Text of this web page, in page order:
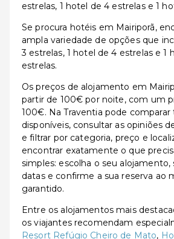
estrelas, 1 hotel de 4 estrelas e 1
Se procura hotéis em Mairiporã,
ampla variedade de opções que
3 estrelas, 1 hotel de 4 estrelas e 1
estrelas.
Os preços de alojamento em
partir de 100€ por noite, com um
100€. Na Traventia pode
disponíveis, consultar as opiniões
e filtrar por categoria, preço e
encontrar exatamente o que
simples: escolha o seu alojamento,
datas e confirme a sua reserva ao
garantido.
Entre os alojamentos mais
os viajantes recomendam
Resort Refúgio Cheiro de Mato,